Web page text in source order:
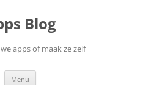
Blog
apps of maak ze zelf
Menu